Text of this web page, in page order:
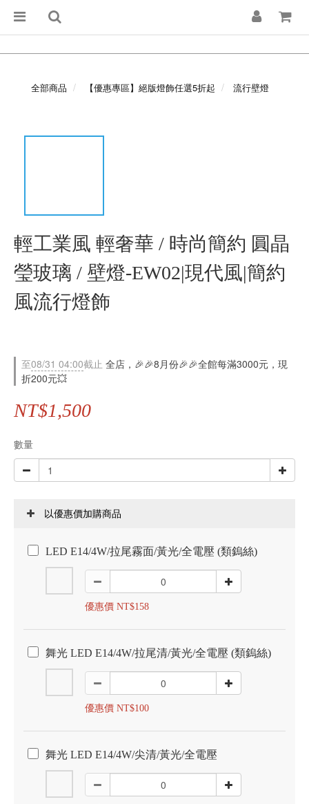
全部商品 【優惠專區】絕版燈飾任選5折起 流行壁燈
輕工業風 輕奢華 / 時尚簡約 圓晶
瑩玻璃 / 壁燈-EW02|現代風|簡約
風流行燈飾
至08/31 04:00截止 全店，🎉🎉8月份🎉🎉全館每滿3000元，現
折200元💥
NT$1,500
數量
以優惠價加購商品
LED E14/4W/拉尾霧面/黃光/全電壓 (類鎢絲)
優惠價 NT$158
舞光 LED E14/4W/拉尾清/黃光/全電壓 (類鎢絲)
優惠價 NT$100
舞光 LED E14/4W/尖清/黃光/全電壓